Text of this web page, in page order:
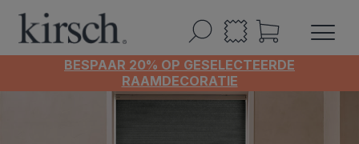
BESPAAR 20% OP GESELECTEERDE
RAAMDECORATIE